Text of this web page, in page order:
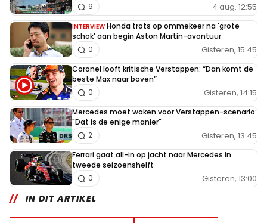
4 aug. 12:55
9
INTERVIEW Honda trots op ommekeer na 'grote
schok' aan begin Aston Martin-avontuur
Gisteren, 15:45
0
Coronel looft kritische Verstappen: “Dan komt de
beste Max naar boven”
Gisteren, 14:15
0
Mercedes moet waken voor Verstappen-scenario:
"Dat is de enige manier"
Gisteren, 13:45
2
Ferrari gaat all-in op jacht naar Mercedes in
tweede seizoenshelft
Gisteren, 13:00
0
IN DIT ARTIKEL